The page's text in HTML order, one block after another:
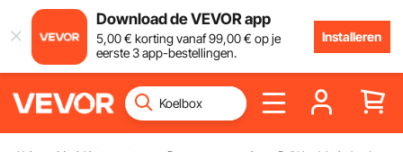
Download de VEVOR app
5,00€ korting vanaf99,00€ op je
eerste 3 app-bestellingen.
Installeren